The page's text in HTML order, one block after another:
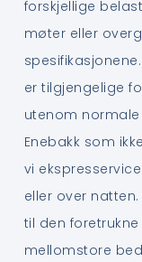
forskjellige
møter eller
er tilgjengelige
utenom
Enebakk som
vi
eller over
til den
mellomstore